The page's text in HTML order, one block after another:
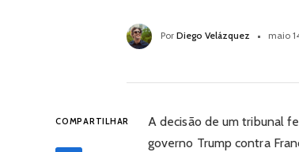
Por Diego Velázquez maio
COMPARTILHAR
A decisão de um tribunal
governo Trump contra